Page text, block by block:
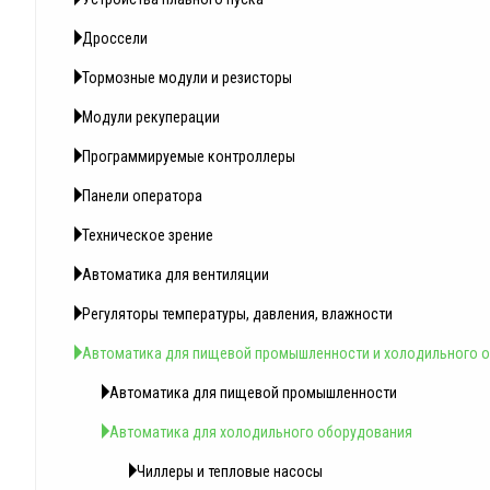
Дроссели
Тормозные модули и резисторы
Модули рекуперации
Программируемые контроллеры
Панели оператора
Техническое зрение
Автоматика для вентиляции
Регуляторы температуры, давления, влажности
Автоматика для пищевой промышленности и холодильного
Автоматика для пищевой промышленности
Автоматика для холодильного оборудования
Чиллеры и тепловые насосы